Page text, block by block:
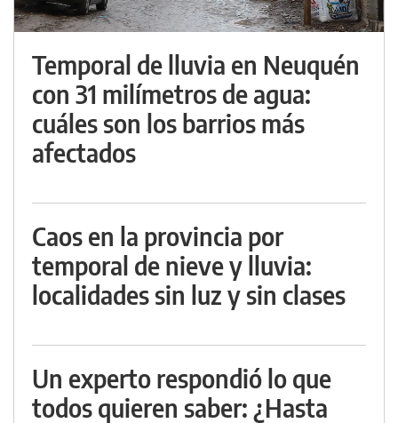
Temporal de lluvia en Neuquén
con 31 milímetros de agua:
cuáles son los barrios más
afectados
Caos en la provincia por
temporal de nieve y lluvia:
localidades sin luz y sin clases
Un experto respondió lo que
todos quieren saber: ¿Hasta